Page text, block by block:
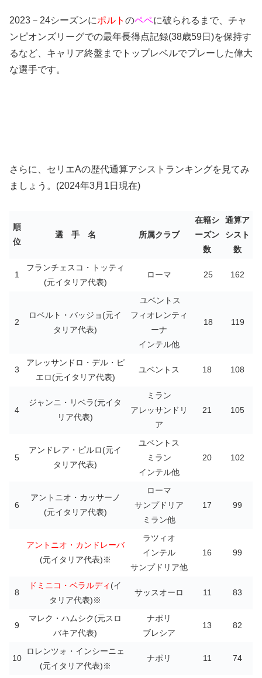
2023－24シーズンにポルト のペペに破られるまで、チャ
ンピオンズリーグでの最年長得点記録(38歳59日)を保持す
るなど、キャリア終盤までトップレベルでプレーした偉大
な選手です。
さらに、セリエAの歴代通算アシストランキングを見てみ
ましょう。(2024年3月1日現在)
順
位
選 手 名 所属クラブ
在籍シ
ーズン
数
通算ア
シスト
数
1
フランチェスコ・トッティ
(元イタリア代表)
ローマ 25 162
2
ロベルト・バッジョ(元イ
タリア代表)
ユベントス
フィオレンティ
ーナ
インテル他
18 119
3
アレッサンドロ・デル・ピ
エロ(元イタリア代表)
ユベントス 18 108
4
ジャンニ・リベラ(元イタ
リア代表)
ミラン
アレッサンドリ
ア
21 105
5
アンドレア・ピルロ(元イ
タリア代表)
ユベントス
ミラン
インテル他
20 102
6
アントニオ・カッサーノ
(元イタリア代表)
ローマ
サンプドリア
ミラン他
17 99
アントニオ・カンドレーバ
(元イタリア代表)※
ラツィオ
インテル
サンプドリア他
16 99
8
ドミニコ・ベラルディ (イ
タリア代表)※
サッスオーロ 11 83
9
マレク・ハムシク(元スロ
バキア代表)
ナポリ
ブレシア
13 82
10
ロレンツォ・インシーニェ
(元イタリア代表)※
ナポリ 11 74